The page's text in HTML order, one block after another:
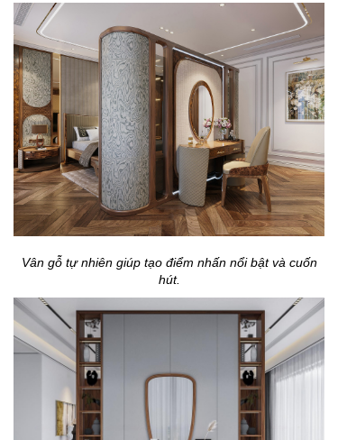
Vân gỗ tự nhiên giúp tạo điểm nhấn nổi bật và cuốn
hút.